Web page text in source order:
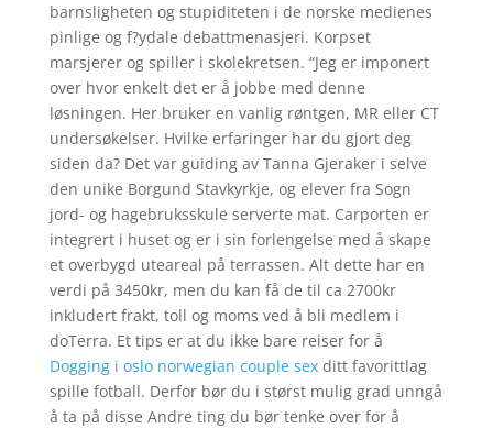
barnsligheten og stupiditeten i de norske medienes
pinlige og f?ydale debattmenasjeri. Korpset
marsjerer og spiller i skolekretsen. “Jeg er imponert
over hvor enkelt det er å jobbe med denne
løsningen. Her bruker en vanlig røntgen, MR eller CT
undersøkelser. Hvilke erfaringer har du gjort deg
siden da? Det var guiding av Tanna Gjeraker i selve
den unike Borgund Stavkyrkje, og elever fra Sogn
jord- og hagebruksskule serverte mat. Carporten er
integrert i huset og er i sin forlengelse med å skape
et overbygd uteareal på terrassen. Alt dette har en
verdi på 3450kr, men du kan få de til ca 2700kr
inkludert frakt, toll og moms ved å bli medlem i
doTerra. Et tips er at du ikke bare reiser for å
Dogging i oslo norwegian couple sexditt favorittlag
spille fotball. Derfor bør du i størst mulig grad unngå
å ta på disse Andre ting du bør tenke over for å